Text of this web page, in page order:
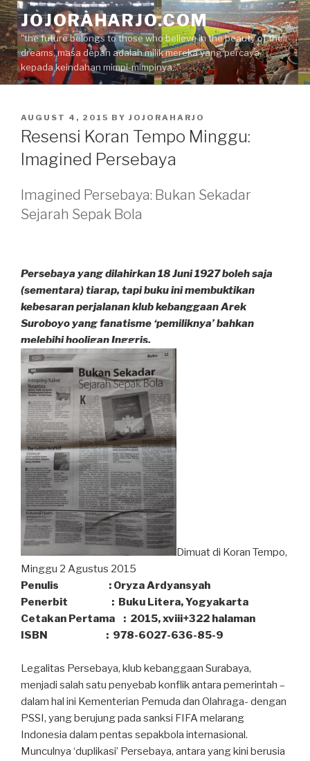
Skip
to
content
JOJORAHARJO.COM
"the future belongs to those who believe in the beauty of their
dreams, masa depan adalah milik mereka yang percaya
kepada keindahan mimpi-mimpinya.."
POSTED
ON
AUGUST 4, 2015 BY JOJORAHARJO
Resensi Koran Tempo Minggu:
Imagined Persebaya
Imagined Persebaya: Bukan Sekadar
Sejarah Sepak Bola
Persebaya yang dilahirkan 18 Juni 1927 boleh saja
(sementara) tiarap, tapi buku ini membuktikan
kebesaran perjalanan klub kebanggaan Arek
Suroboyo yang fanatisme ‘pemiliknya’ bahkan
melebihi hooligan Inggris.
Dimuat di Koran Tempo,
Minggu 2 Agustus 2015
Penulis : Oryza Ardyansyah
Penerbit : Buku Litera, Yogyakarta
Cetakan Pertama : 2015, xviii+322 halaman
ISBN : 978-6027-636-85-9
Legalitas Persebaya, klub kebanggaan Surabaya,
menjadi salah satu penyebab konflik antara pemerintah –
dalam hal ini Kementerian Pemuda dan Olahraga- dengan
PSSI, yang berujung pada sanksi FIFA melarang
Indonesia dalam pentas sepakbola internasional.
Munculnya ‘duplikasi’ Persebaya, antara yang kini berusia